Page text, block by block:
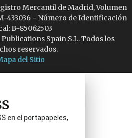
Mercantil de Madrid, Volumen
433036 - Número de Identificación
B-85062503
Spain S.L. Todos los
reservados.
del Sitio
en el portapapeles,